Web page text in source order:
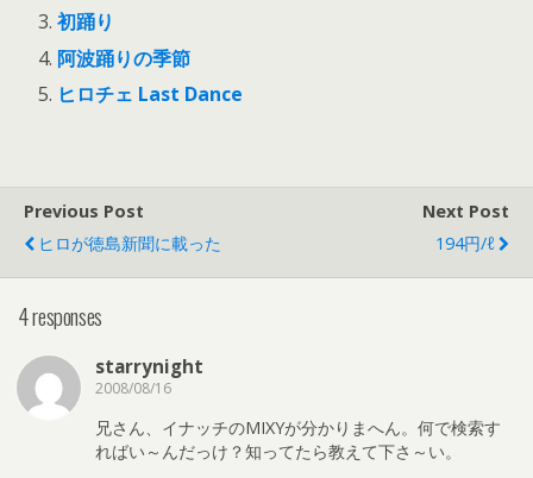
初踊り
阿波踊りの季節
ヒロチェ Last Dance
Previous Post
ヒロが徳島新聞に載った
Next Post
194円/ℓ
4 responses
starrynight
2008/08/16
兄さん、イナッチのMIXYが分かりまへん。何で検索す
ればい～んだっけ？知ってたら教えて下さ～い。